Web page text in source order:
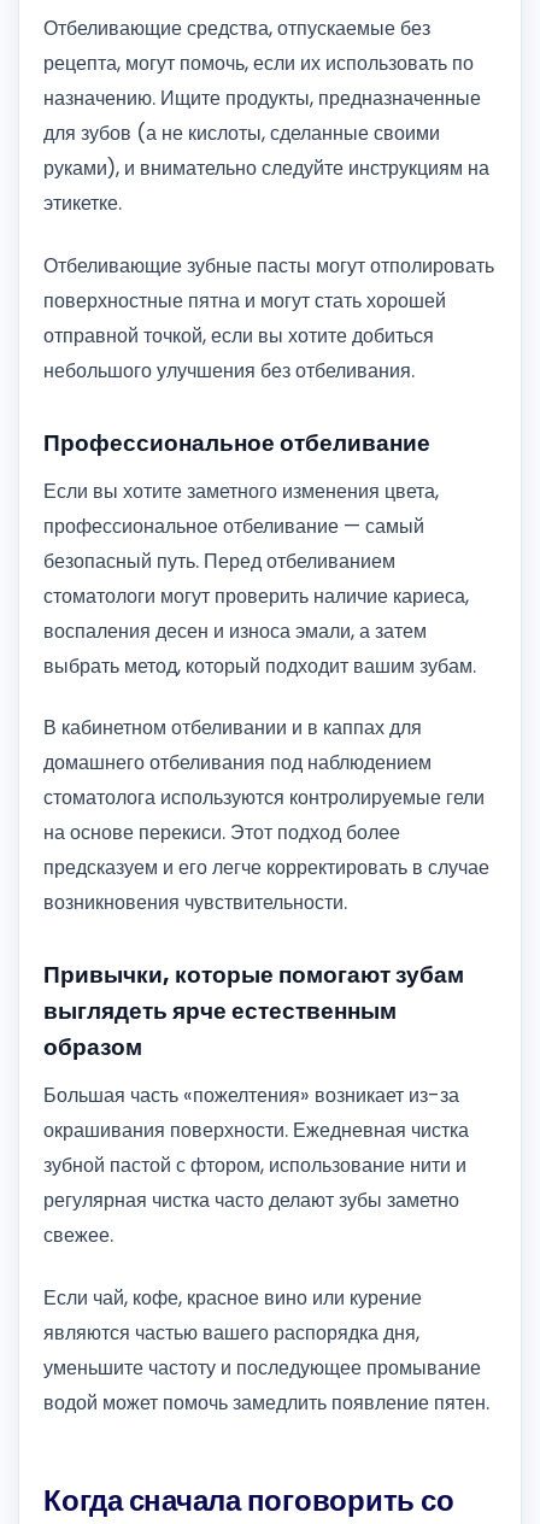
Отбеливающие средства, отпускаемые без
рецепта, могут помочь, если их использовать по
назначению. Ищите продукты, предназначенные
для зубов (а не кислоты, сделанные своими
руками), и внимательно следуйте инструкциям на
этикетке.
Отбеливающие зубные пасты могут отполировать
поверхностные пятна и могут стать хорошей
отправной точкой, если вы хотите добиться
небольшого улучшения без отбеливания.
Профессиональное отбеливание
Если вы хотите заметного изменения цвета,
профессиональное отбеливание — самый
безопасный путь. Перед отбеливанием
стоматологи могут проверить наличие кариеса,
воспаления десен и износа эмали, а затем
выбрать метод, который подходит вашим зубам.
В кабинетном отбеливании и в каппах для
домашнего отбеливания под наблюдением
стоматолога используются контролируемые гели
на основе перекиси. Этот подход более
предсказуем и его легче корректировать в случае
возникновения чувствительности.
Привычки, которые помогают зубам
выглядеть ярче естественным
образом
Большая часть «пожелтения» возникает из-за
окрашивания поверхности. Ежедневная чистка
зубной пастой с фтором, использование нити и
регулярная чистка часто делают зубы заметно
свежее.
Если чай, кофе, красное вино или курение
являются частью вашего распорядка дня,
уменьшите частоту и последующее промывание
водой может помочь замедлить появление пятен.
Когда сначала поговорить со